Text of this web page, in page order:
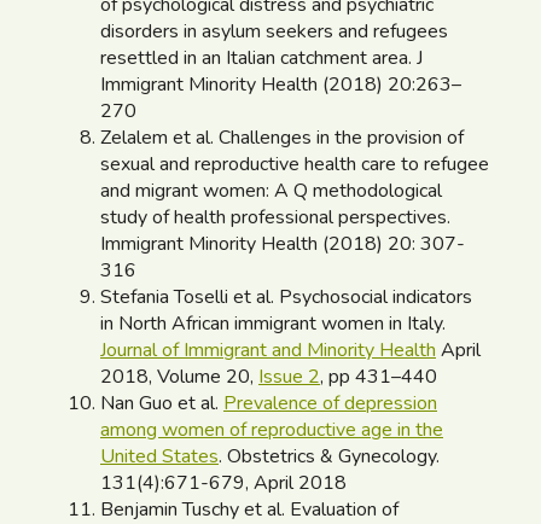
disorders in asylum seekers and refugees
resettled in an Italian catchment area. J
Immigrant Minority Health (2018) 20:263–
270
Zelalem et al. Challenges in the provision of
sexual and reproductive health care to refugee
and migrant women: A Q methodological
study of health professional perspectives.
Immigrant Minority Health (2018) 20: 307-
316
Stefania Toselli et al. Psychosocial indicators
in North African immigrant women in Italy.
Journal of Immigrant and Minority Health April
2018, Volume 20, Issue 2, pp 431–440
Nan Guo et al. Prevalence of depression
among women of reproductive age in the
United States. Obstetrics & Gynecology.
131(4):671-679, April 2018
Benjamin Tuschy et al. Evaluation of